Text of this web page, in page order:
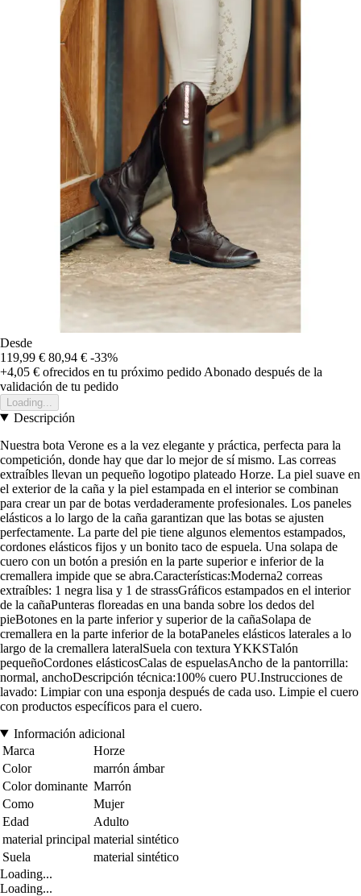
Desde
119,99 € 80,94 € -33%
+4,05 € ofrecidos en tu próximo pedido Abonado después de la
validación de tu pedido
Loading...
Descripción
Nuestra bota Verone es a la vez elegante y práctica, perfecta para la
competición, donde hay que dar lo mejor de sí mismo. Las correas
extraíbles llevan un pequeño logotipo plateado Horze. La piel suave en
el exterior de la caña y la piel estampada en el interior se combinan
para crear un par de botas verdaderamente profesionales. Los paneles
elásticos a lo largo de la caña garantizan que las botas se ajusten
perfectamente. La parte del pie tiene algunos elementos estampados,
cordones elásticos fijos y un bonito taco de espuela. Una solapa de
cuero con un botón a presión en la parte superior e inferior de la
cremallera impide que se abra.Características:Moderna2 correas
extraíbles: 1 negra lisa y 1 de strassGráficos estampados en el interior
de la cañaPunteras floreadas en una banda sobre los dedos del
pieBotones en la parte inferior y superior de la cañaSolapa de
cremallera en la parte inferior de la botaPaneles elásticos laterales a lo
largo de la cremallera lateralSuela con textura YKKSTalón
pequeñoCordones elásticosCalas de espuelasAncho de la pantorrilla:
normal, anchoDescripción técnica:100% cuero PU.Instrucciones de
lavado: Limpiar con una esponja después de cada uso. Limpie el cuero
con productos específicos para el cuero.
Información adicional
Marca
Horze
Color
marrón ámbar
Color dominante Marrón
Como
Mujer
Edad
Adulto
material principal material sintético
Suela
material sintético
Loading...
Loading...